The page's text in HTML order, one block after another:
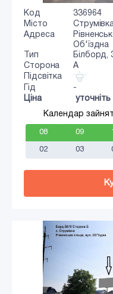
Код
336964
Місто
Адреса
Об'їздна
Тип
Білборд,
Сторона
A
Підсвітка
Гід
-
Ціна
уточніть
Календар
08 09
02 03